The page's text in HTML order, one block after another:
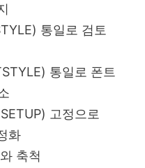
통일로 검토
통일로 폰트
고정으로
화
축척